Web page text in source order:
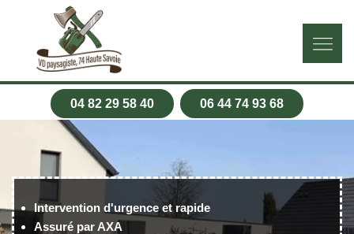
04 82 29 58 40 06 44 74 93 68
Intervention d'urgence et rapide
Assuré par AXA